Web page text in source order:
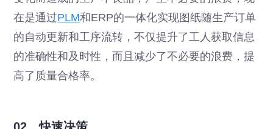
在是通过PLM和ERP的一体化实现图纸随生产订单
的自动更新和工序流转，不仅提升了工人获取信息
的准确性和及时性，而且减少了不必要的浪费，提
高了质量合格率。